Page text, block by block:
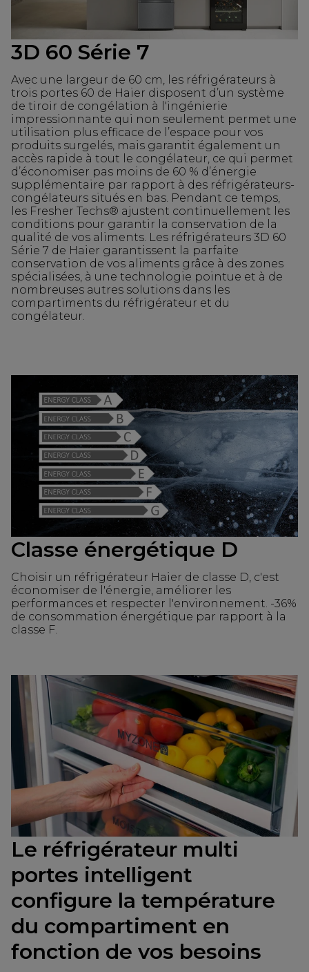
3D 60 Série 7
Avec une largeur de 60 cm, les réfrigérateurs à
trois portes 60 de Haier disposent d’un système
de tiroir de congélation à l'ingénierie
impressionnante qui non seulement permet une
utilisation plus efficace de l’espace pour vos
produits surgelés, mais garantit également un
accès rapide à tout le congélateur, ce qui permet
d’économiser pas moins de 60 % d’énergie
supplémentaire par rapport à des réfrigérateurs-
congélateurs situés en bas. Pendant ce temps,
les Fresher Techs® ajustent continuellement les
conditions pour garantir la conservation de la
qualité de vos aliments. Les réfrigérateurs 3D 60
Série 7 de Haier garantissent la parfaite
conservation de vos aliments grâce à des zones
spécialisées, à une technologie pointue et à de
nombreuses autres solutions dans les
compartiments du réfrigérateur et du
congélateur.
Classe énergétique D
Choisir un réfrigérateur Haier de classe D, c'est
économiser de l'énergie, améliorer les
performances et respecter l'environnement. -36%
de consommation énergétique par rapport à la
classe F.
Le réfrigérateur multi
portes intelligent
configure la température
du compartiment en
fonction de vos besoins